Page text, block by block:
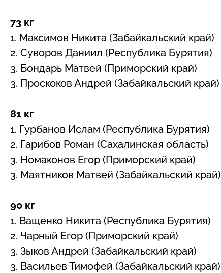
73 кг
1. Максимов Никита (Забайкальский край)
2. Суворов Даниил (Республика Бурятия)
3. Бондарь Матвей (Приморский край)
3. Проскоков Андрей (Забайкальский край)
81 кг
1. Гурбанов Ислам (Республика Бурятия)
2. Гарибов Роман (Сахалинская область)
3. Номаконов Егор (Приморский край)
3. Маятников Матвей (Забайкальский край)
90 кг
1. Ващенко Никита (Республика Бурятия)
2. Чарный Егор (Приморский край)
3. Зыков Андрей (Забайкальский край)
3. Васильев Тимофей (Забайкальский край)